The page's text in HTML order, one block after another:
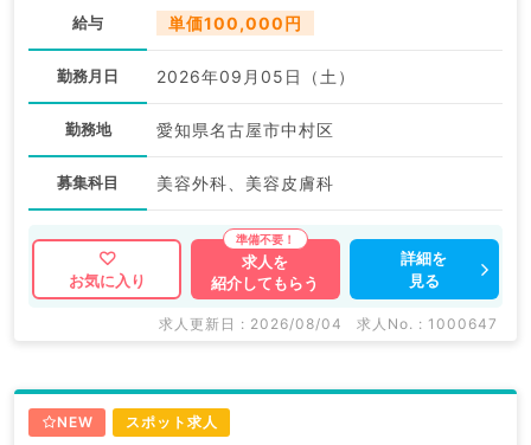
給与 単価100,000円
勤務月日 2026年09月05日（土）
勤務地 愛知県名古屋市中村区
募集科目 美容外科、美容皮膚科
お気に入り
求人を
紹介してもらう
詳細を
見る
求人更新日 : 2026/08/04 求人No. : 1000647
NEW スポット求人